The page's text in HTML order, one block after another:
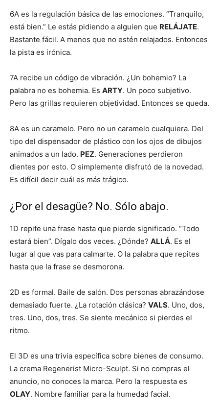
6A es la regulación básica de las emociones. “Tranquilo,
está bien.” Le estás pidiendo a alguien que RELÁJATE.
Bastante fácil. A menos que no estén relajados. Entonces
la pista es irónica.
7A recibe un código de vibración. ¿Un bohemio? La
palabra no es bohemia. Es ARTY. Un poco subjetivo.
Pero las grillas requieren objetividad. Entonces se queda.
8A es un caramelo. Pero no un caramelo cualquiera. Del
tipo del dispensador de plástico con los ojos de dibujos
animados a un lado. PEZ. Generaciones perdieron
dientes por esto. O simplemente disfrutó de la novedad.
Es difícil decir cuál es más trágico.
¿Por el desagüe? No. Sólo abajo.
1D repite una frase hasta que pierde significado. “Todo
estará bien”. Dígalo dos veces. ¿Dónde? ALLÁ. Es el
lugar al que vas para calmarte. O la palabra que repites
hasta que la frase se desmorona.
2D es formal. Baile de salón. Dos personas abrazándose
demasiado fuerte. ¿La rotación clásica? VALS. Uno, dos,
tres. Uno, dos, tres. Se siente mecánico si pierdes el
ritmo.
El 3D es una trivia específica sobre bienes de consumo.
La crema Regenerist Micro-Sculpt. Si no compras el
anuncio, no conoces la marca. Pero la respuesta es
OLAY. Nombre familiar para la humedad facial.